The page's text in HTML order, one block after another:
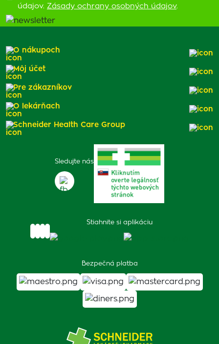
údajov. Zásady ochrany osobných údajov.
Sledujte nás
Stiahnite si aplikáciu
Bezpečná platba
O nákupoch
Môj účet
Pre zákazníkov
O lekárňach
Schneider Health Care Group